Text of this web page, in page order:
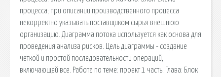
процесса; при описании производственного процесса
некорректно указывать поставщиком сырья внешнюю
организацию. Диаграмма потока используется как основа для
проведения анализа рисков. Цель диаграммы - создание
четкой и простой последовательности операций,
включающей все. Работа по теме: проект 1 часть. Глава: Блок